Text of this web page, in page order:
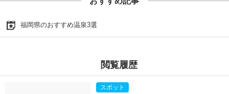
福岡県のおすすめ温泉3選
閲覧履歴